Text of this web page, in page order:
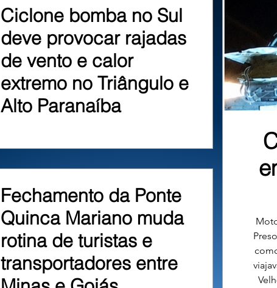
Ciclone bomba no Sul
deve provocar rajadas
de vento e calor
extremo no Triângulo e
Alto Paranaíba
Fechamento da Ponte
Quinca Mariano muda
rotina de turistas e
transportadores entre